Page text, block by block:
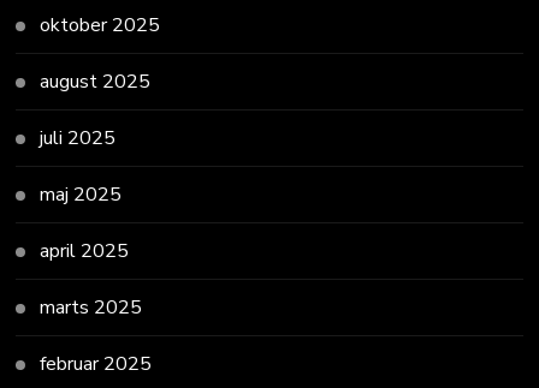
oktober 2025
august 2025
juli 2025
maj 2025
april 2025
marts 2025
februar 2025